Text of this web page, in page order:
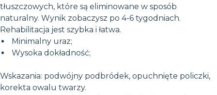
tłuszczowych, które są eliminowane w sposób
naturalny. Wynik zobaczysz po 4-6 tygodniach.
Rehabilitacja jest szybka i łatwa.
Minimalny uraz;
Wysoka dokładność;
Wskazania: podwójny podbródek, opuchnięte policzki,
korekta owalu twarzy.